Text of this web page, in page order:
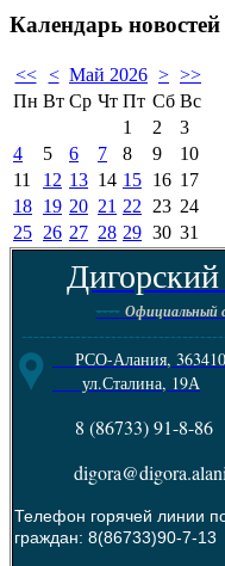
Календарь новостей
<< < Май 2026 > >>
Пн Вт Ср Чт Пт Сб Вс
1
2
3
4
5 6 7 8 9
10
11
12 13 14 15 16 17
18 19 20 21 22 23 24
25 26 27 28 29 30 31
---- Официальный
РСО-Алания,
ул.Сталина, 19А
8 (86733) 91-8-86
Телефон горячей линии
граждан: 8(86733)90-7-13